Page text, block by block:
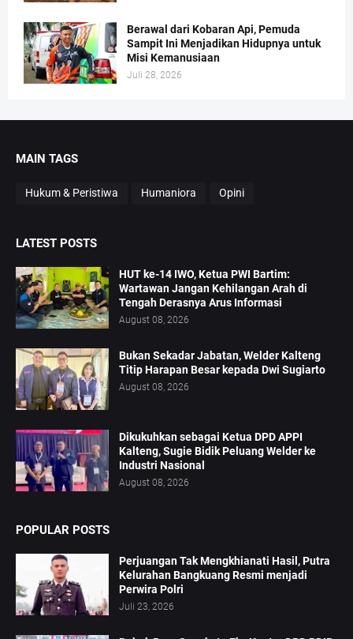
Berawal dari Kobaran Api, Pemuda
Sampit Ini Menjadikan Hidupnya untuk
Misi Kemanusiaan
Juli 28, 2026
MAIN TAGS
Hukum & Peristiwa Humaniora Opini
LATEST POSTS
HUT ke-14 IWO, Ketua PWI Bartim:
Wartawan Jangan Kehilangan Arah di
Tengah Derasnya Arus Informasi
August 08, 2026
Bukan Sekadar Jabatan, Welder Kalteng
Titip Harapan Besar kepada Dwi Sugiarto
August 08, 2026
Dikukuhkan sebagai Ketua DPD APPI
Kalteng, Sugie Bidik Peluang Welder ke
Industri Nasional
August 08, 2026
POPULAR POSTS
Perjuangan Tak Mengkhianati Hasil, Putra
Kelurahan Bangkuang Resmi menjadi
Perwira Polri
Juli 23, 2026